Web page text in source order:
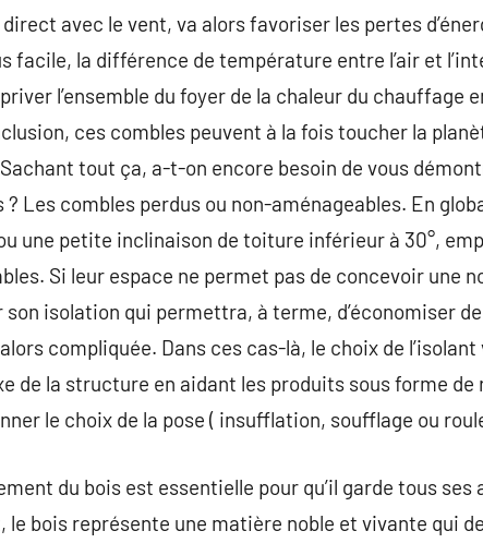
avec le vent, va alors favoriser les pertes
facile, la différence de température entre l’air et
l’ensemble du foyer de la chaleur du
ces combles peuvent à la fois toucher la
tout ça, a-t-on encore besoin de vous
? Les combles perdus ou non-aménageables. En
une petite inclinaison de toiture inférieur à 30°,
Si leur espace ne permet pas de concevoir une
isolation qui permettra, à terme, d’économiser
compliquée. Dans ces cas-là, le choix de
de la structure en aidant les produits sous forme
le choix de la pose ( insufflation, soufflage ou
du bois est essentielle pour qu’il garde tous
le bois représente une matière noble et vivante qui